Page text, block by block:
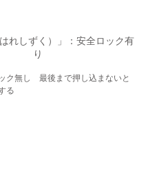
れしずく）」：安全ロック有
り
ク無し　最後まで押し込まないと
る